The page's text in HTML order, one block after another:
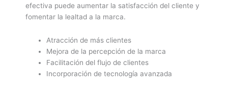
efectiva puede aumentar la satisfacción del cliente y
fomentar la lealtad a la marca.
Atracción de más clientes
Mejora de la percepción de la marca
Facilitación del flujo de clientes
Incorporación de tecnología avanzada